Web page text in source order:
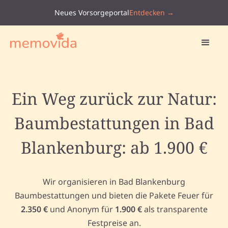
Neues VorsorgeportalEntdecken →
Ein Weg zurück zur Natur:
Baumbestattungen in Bad
Blankenburg: ab 1.900 €
Wir organisieren in Bad Blankenburg
Baumbestattungen und bieten die Pakete Feuer für
2.350 €und Anonym für 1.900 €als transparente
Festpreise an.